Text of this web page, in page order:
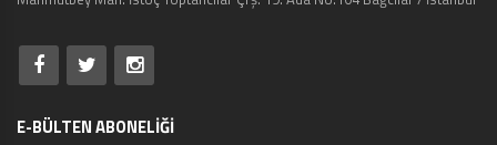
E-BÜLTEN ABONELİĞİ